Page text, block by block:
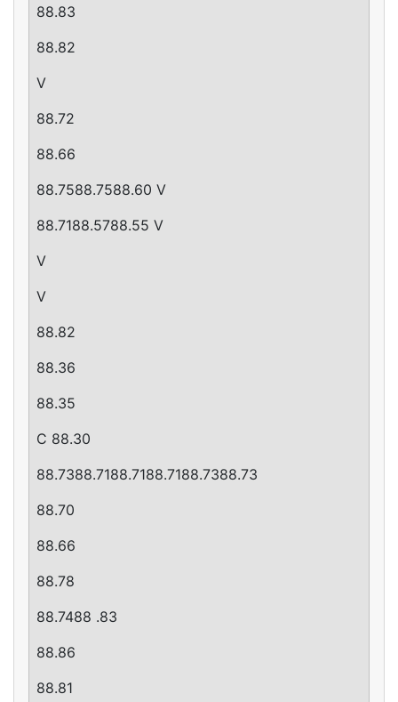
88.83
88.82
V
88.72
88.66
88.7588.7588.60 V
88.7188.5788.55 V
V
V
88.82
88.36
88.35
C 88.30
88.7388.7188.7188.7188.7388.73
88.70
88.66
88.78
88.7488 .83
88.86
88.81